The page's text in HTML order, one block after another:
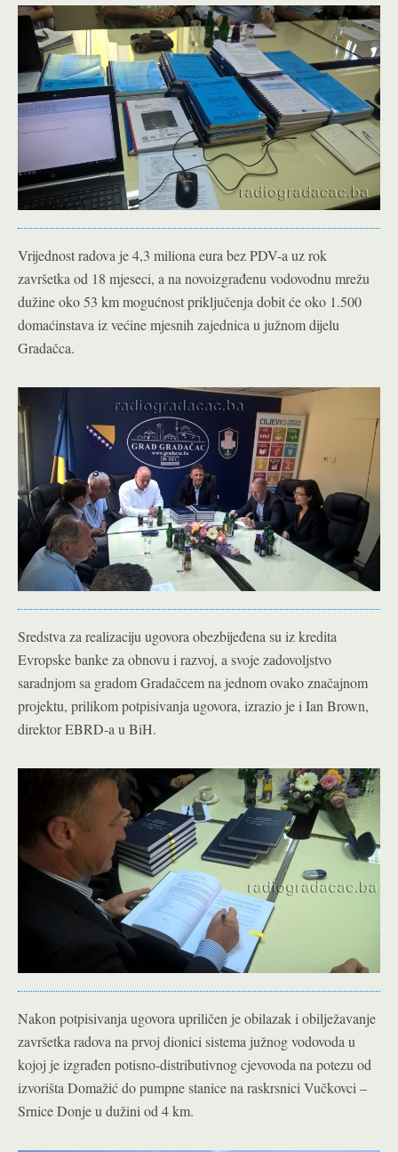
Vrijednost radova je 4,3 miliona eura bez PDV-a uz rok
završetka od 18 mjeseci, a na novoizgrađenu vodovodnu mrežu
dužine oko 53 km mogućnost priključenja dobit će oko 1.500
domaćinstava iz većine mjesnih zajednica u južnom dijelu
Gradačca.
Sredstva za realizaciju ugovora obezbijeđena su iz kredita
Evropske banke za obnovu i razvoj, a svoje zadovoljstvo
saradnjom sa gradom Gradačcem na jednom ovako značajnom
projektu, prilikom potpisivanja ugovora, izrazio je i Ian Brown,
direktor EBRD-a u BiH.
Nakon potpisivanja ugovora upriličen je obilazak i obilježavanje
završetka radova na prvoj dionici sistema južnog vodovoda u
kojoj je izgrađen potisno-distributivnog cjevovoda na potezu od
izvorišta Domažić do pumpne stanice na raskrsnici Vučkovci –
Srnice Donje u dužini od 4 km.